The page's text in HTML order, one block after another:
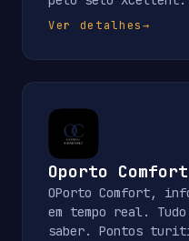
Ver detalhes→
Oporto Comfort
OPorto Comfort,
em tempo real.
saber. Pontos